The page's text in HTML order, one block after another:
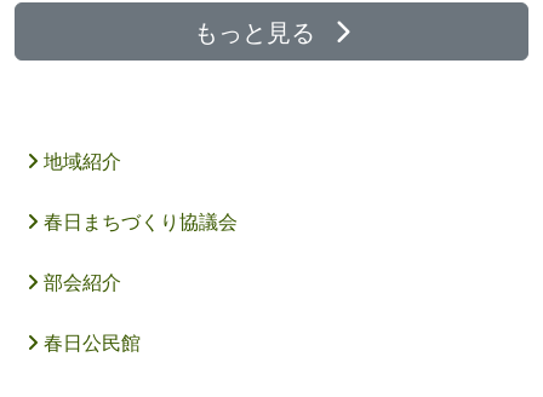
もっと見る
地域紹介
春日まちづくり協議会
部会紹介
春日公民館